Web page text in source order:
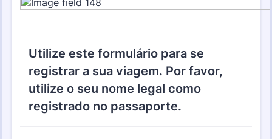
Agendamentos
55 Modelos